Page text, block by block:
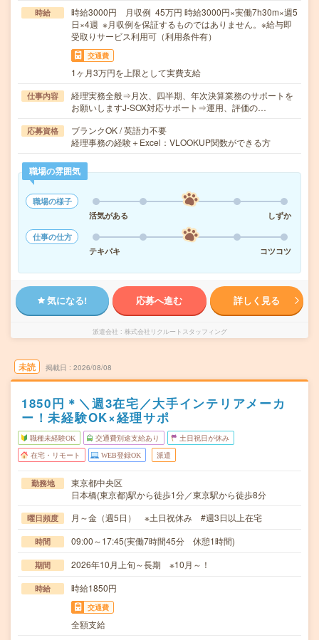
時給
時給3000円 月収例 45万円 時給3000円×実働7h30m×週5
日×4週 ※月収例を保証するものではありません。※給与即
受取りサービス利用可（利用条件有）
交通費
1ヶ月3万円を上限として実費支給
仕事内容
経理実務全般⇒月次、四半期、年次決算業務のサポートを
お願いしますJ-SOX対応サポート⇒運用、評価の…
応募資格
ブランクOK / 英語力不要
経理事務の経験＋Excel：VLOOKUP関数ができる方
職場の雰囲気
職場の様子
活気がある
しずか
仕事の仕方
テキパキ
コツコツ
気になる! 応募へ進む 詳しく見る
派遣会社 株式会社リクルートスタッフィング
未読 掲載日 2026/08/08
1850円＊＼週3在宅／大手インテリアメーカ
ー！未経験OK×経理サポ
職種未経験OK 交通費別途支給あり 土日祝日が休み
在宅・リモート WEB登録OK 派遣
勤務地
東京都中央区
日本橋(東京都)駅から徒歩1分／東京駅から徒歩8分
曜日頻度 月～金（週5日） ※土日祝休み #週3日以上在宅
時間 09:00～17:45(実働7時間45分 休憩1時間)
期間 2026年10月上旬～長期 ※10月～！
時給 時給1850円
交通費
全額支給